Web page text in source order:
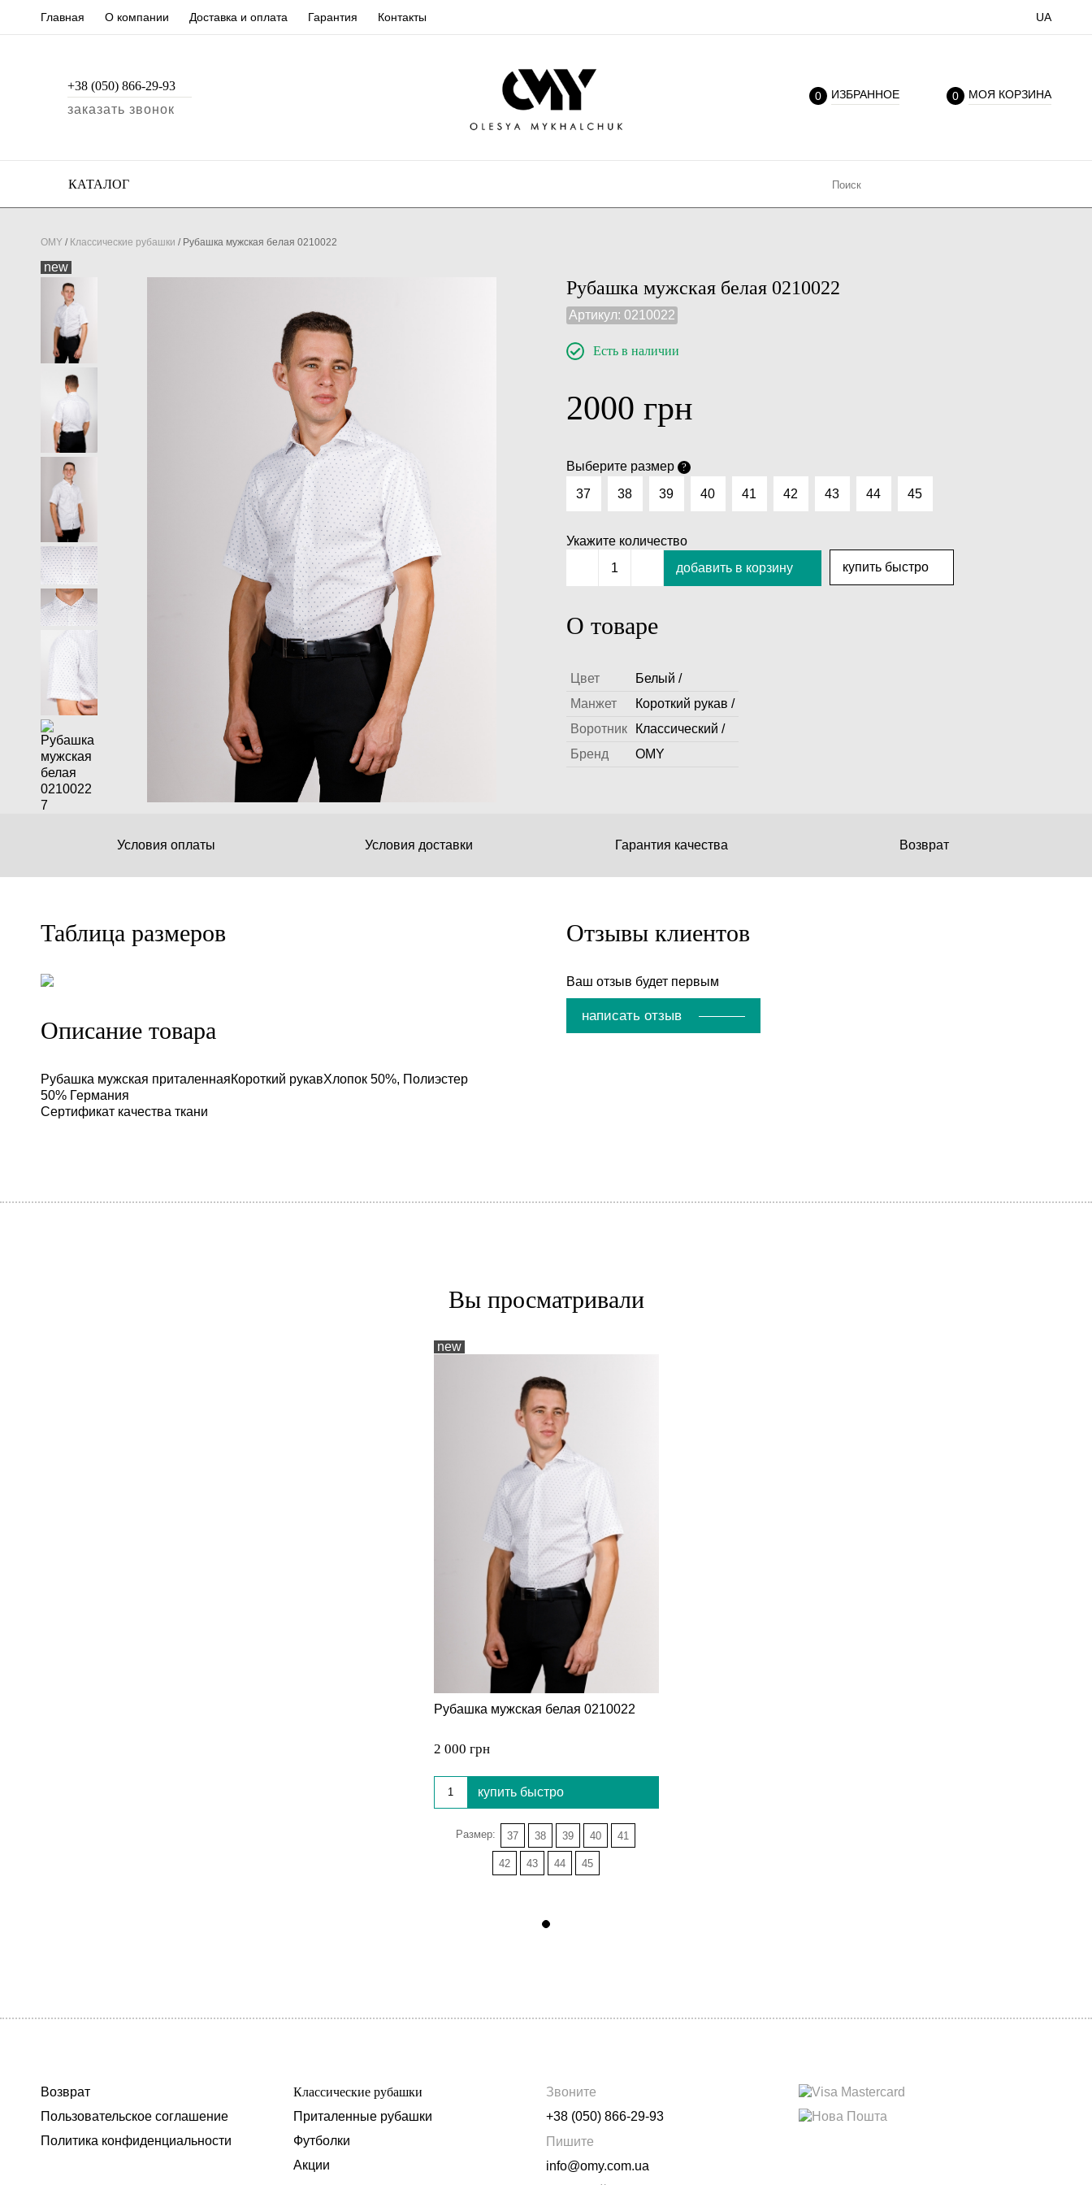
Главная О компании Доставка и оплата Гарантия Контакты UA
+38 (050) 866-29-93
заказать звонок
0 МОЯ КОРЗИНА
0 ИЗБРАННОЕ
КАТАЛОГ
OMY / Классические рубашки / Рубашка мужская белая 0210022
new
Рубашка мужская белая 0210022
Артикул: 0210022
Есть в наличии
2000 грн
Выберите размер ?
37 38 39 40 41 42 43 44 45
Укажите количество
1
добавить в корзину купить быстро
О товаре
Цвет
Белый /
Манжет
Короткий рукав /
Воротник
Классический /
Бренд
OMY
Условия оплаты Условия доставки Гарантия качества Возврат
Таблица размеров
Описание товара
Рубашка мужская приталеннаяКороткий рукавХлопок 50%, Полиэстер
50% Германия
Сертификат качества ткани
Отзывы клиентов
Ваш отзыв будет первым
написать отзыв
Вы просматривали
new
Рубашка мужская белая 0210022
2 000 грн
купить быстро
Размер: 37 38 39 40 41
42 43 44 45
Возврат
Пользовательское соглашение
Политика конфиденциальности
Классические рубашки
Приталенные рубашки
Футболки
Акции
Звоните
+38 (050) 866-29-93
Пишите
info@omy.com.ua